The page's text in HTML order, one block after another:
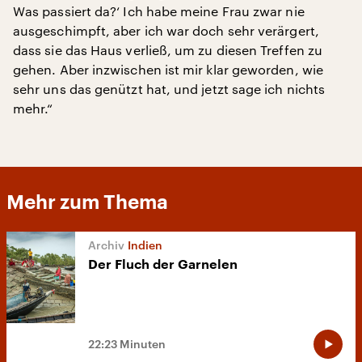
Was passiert da?‘ Ich habe meine Frau zwar nie
ausgeschimpft, aber ich war doch sehr verärgert,
dass sie das Haus verließ, um zu diesen Treffen zu
gehen. Aber inzwischen ist mir klar geworden, wie
sehr uns das genützt hat, und jetzt sage ich nichts
mehr.“
Mehr zum Thema
Indien
Der Fluch der Garnelen
22:23 Minuten